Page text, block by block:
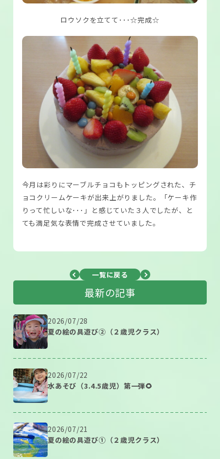
ロウソクを立てて･･･☆完成☆
今月は彩りにマーブルチョコもトッピングされた、チ
ョコクリームケーキが出来上がりました。「ケーキ作
りって忙しいな･･･」と感じていた３人でしたが、と
ても満足気な表情で完成させていました。
一覧に戻る
最新の記事
2026/07/28
夏の絵の具遊び②（２歳児クラス）
2026/07/22
水あそび（3.4.5歳児）第一弾🌻
2026/07/21
夏の絵の具遊び①（２歳児クラス）